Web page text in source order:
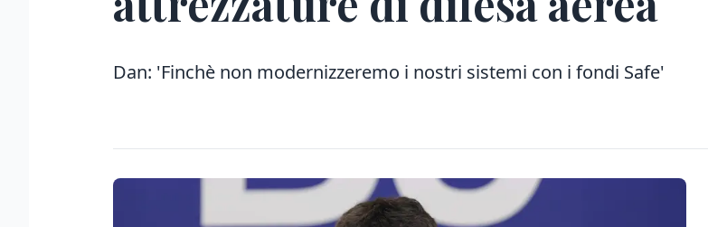
Dan: 'Finchè non modernizzeremo i nostri sistemi con i fondi Safe'